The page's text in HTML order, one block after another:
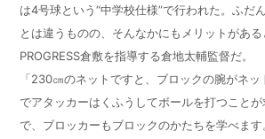
は4号球という“中学校仕様”で行われた。ふだ
とは違うものの、そんなかにもメリットがあ
PROGRESS倉敷を指導する倉地太輔監督だ。
「230㎝のネットですと、ブロックの腕がネ
でアタッカーはくふうしてボールを打つこと
で、ブロッカーもブロックのかたちを学べます